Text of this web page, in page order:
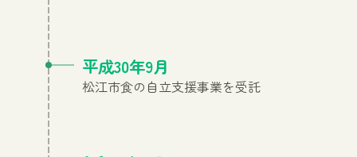
平成30年9月
松江市食の自立支援事業を受託